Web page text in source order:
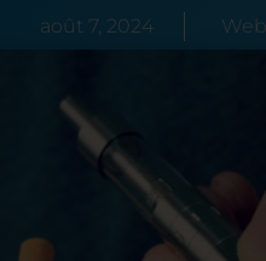
août 7, 2024